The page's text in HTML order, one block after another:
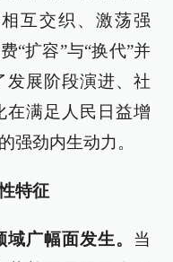
互交织、激荡强
“扩容”与“换代”并
发展阶段演进、社
在满足人民日益增
强劲内生动力。
特征
广幅面发生。 当